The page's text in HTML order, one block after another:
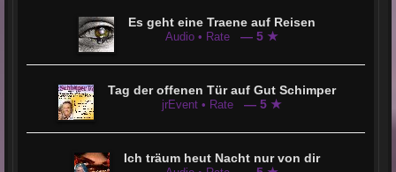
Es geht eine Traene auf Reisen
Audio • Rate — 5 ★
Tag der offenen Tür auf Gut Schimper
jrEvent • Rate — 5 ★
Ich träum heut Nacht nur von dir